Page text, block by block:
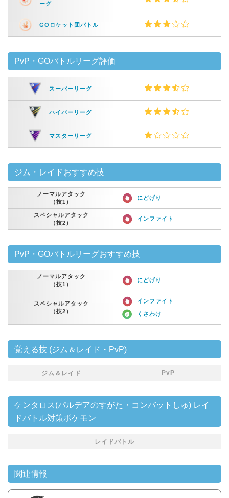
ーグ
GOロケット団バトル
PvP・GOバトルリーグ評価
スーパーリーグ
ハイパーリーグ
マスターリーグ
ジム・レイドおすすめ技
ノーマルアタック
（技1）
にどげり
スペシャルアタック
（技2）
インファイト
PvP・GOバトルリーグおすすめ技
ノーマルアタック
（技1）
にどげり
スペシャルアタック
（技2）
インファイト
くさわけ
覚える技 (ジム＆レイド・PvP)
ジム＆レイド PvP
ケンタロス(パルデアのすがた・コンバットしゅ) レイ
ドバトル対策ポケモン
レイドバトル
関連情報